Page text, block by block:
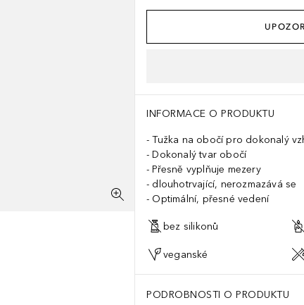
INFORMACE O PRODUKTU
Tužka na obočí pro dokonalý
Dokonalý tvar obočí
Přesně vyplňuje mezery
dlouhotrvající, nerozmazává se
Optimální, přesné vedení
bez silikonů
veganské
PODROBNOSTI O PRODUKTU